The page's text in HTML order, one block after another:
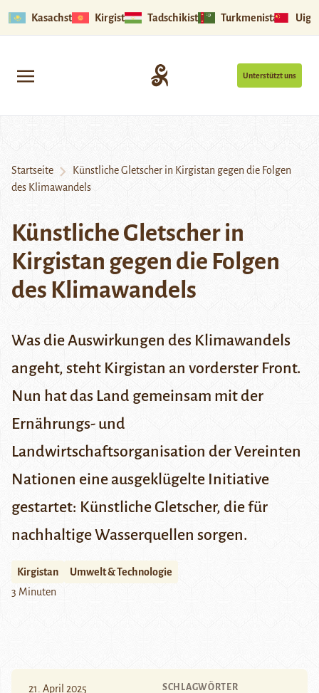
Kasachstan Kirgistan Tadschikistan Turkmenistan
Unterstützt uns
Startseite
Künstliche Gletscher in Kirgistan gegen die Folgen
des Klimawandels
Künstliche Gletscher in
Kirgistan gegen die Folgen
des Klimawandels
Was die Auswirkungen des Klimawandels
angeht, steht Kirgistan an vorderster Front.
Nun hat das Land gemeinsam mit der
Ernährungs- und
Landwirtschaftsorganisation der Vereinten
Nationen eine ausgeklügelte Initiative
gestartet: Künstliche Gletscher, die für
nachhaltige Wasserquellen sorgen.
Kirgistan
Umwelt & Technologie
3 Minuten
21. April 2025 SCHLAGWÖRTER